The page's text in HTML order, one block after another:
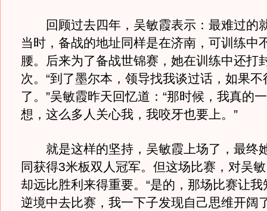
回顾过去四年，吴敏霞表示：最难过的
当时，备战的地址同样是在济南，可训练中
腰。后来为了备战世锦赛，她在训练中还打
次。“到了墨尔本，领导找我谈过话，如果不
了。”吴敏霞昨天回忆道：“那时候，我真的
想，这么多人关心我，我咬牙也要上。”
就是这样的坚持，吴敏霞上场了，最终
同获得3米板双人冠军。但这场比赛，对吴
却远比胜利来得重要。“是的，那场比赛让
逆境中去比赛，我一下子发现自己思维开阔